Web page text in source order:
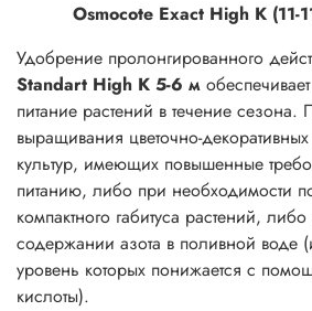
Osmocote Exact High K (11-
Удобрение пролонгированного
Standart High K 5-6 м
питание растений в течение
выращивания цветочно-
культур, имеющих повышенные
питанию, либо при необходимости
компактного габитуса растений,
содержании азота в поливной воде
уровень которых понижается с
кислоты).